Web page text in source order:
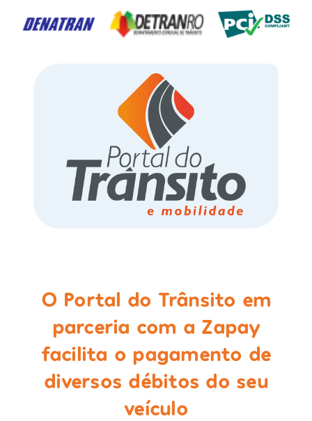
O Portal do Trânsito em
parceria com a Zapay
facilita o pagamento de
diversos débitos do seu
veículo